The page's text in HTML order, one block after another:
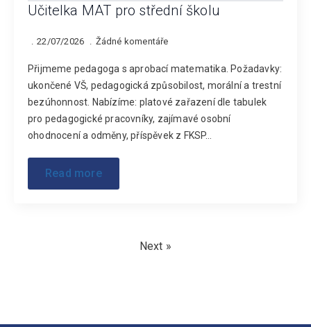
Učitelka MAT pro střední školu
22/07/2026 Žádné komentáře
Přijmeme pedagoga s aprobací matematika. Požadavky:
ukončené VŠ, pedagogická způsobilost, morální a trestní
bezúhonnost. Nabízíme: platové zařazení dle tabulek
pro pedagogické pracovníky, zajímavé osobní
ohodnocení a odměny, příspěvek z FKSP…
Read more
Next »